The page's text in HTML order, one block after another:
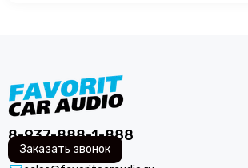
8-937-888-1-888
Заказать звонок